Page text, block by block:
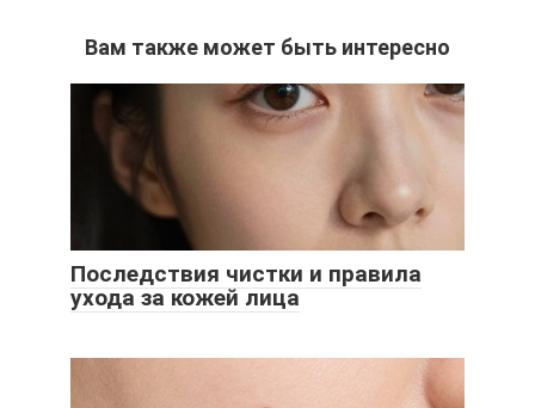
Вам также может быть интересно
Последствия чистки и правила
ухода за кожей лица